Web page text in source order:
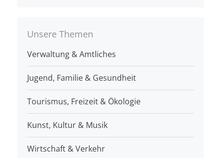
Unsere Themen
Verwaltung & Amtliches
Jugend, Familie & Gesundheit
Tourismus, Freizeit & Ökologie
Kunst, Kultur & Musik
Wirtschaft & Verkehr